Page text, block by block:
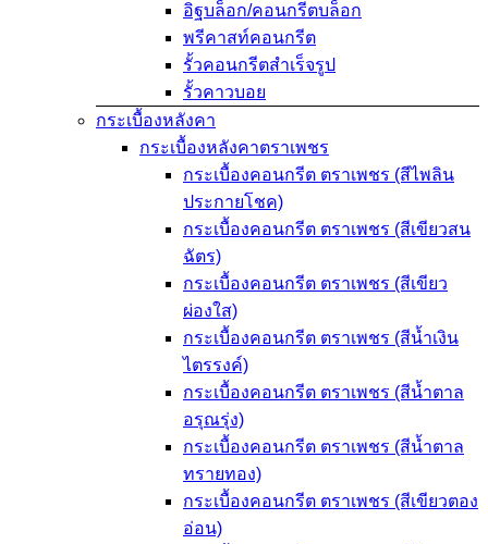
อิฐบล็อก/คอนกรีตบล็อก
พรีคาสท์คอนกรีต
รั้วคอนกรีตสำเร็จรูป
รั้วคาวบอย
กระเบื้องหลังคา
กระเบื้องหลังคาตราเพชร
กระเบื้องคอนกรีต ตราเพชร (สีไพลิน
ประกายโชค)
กระเบื้องคอนกรีต ตราเพชร (สีเขียวสน
ฉัตร)
กระเบื้องคอนกรีต ตราเพชร (สีเขียว
ผ่องใส)
กระเบื้องคอนกรีต ตราเพชร (สีน้ำเงิน
ไตรรงค์)
กระเบื้องคอนกรีต ตราเพชร (สีน้ำตาล
อรุณรุ่ง)
กระเบื้องคอนกรีต ตราเพชร (สีน้ำตาล
ทรายทอง)
กระเบื้องคอนกรีต ตราเพชร (สีเขียวตอง
อ่อน)